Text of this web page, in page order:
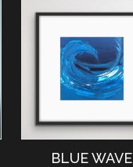
BLUE WAVE